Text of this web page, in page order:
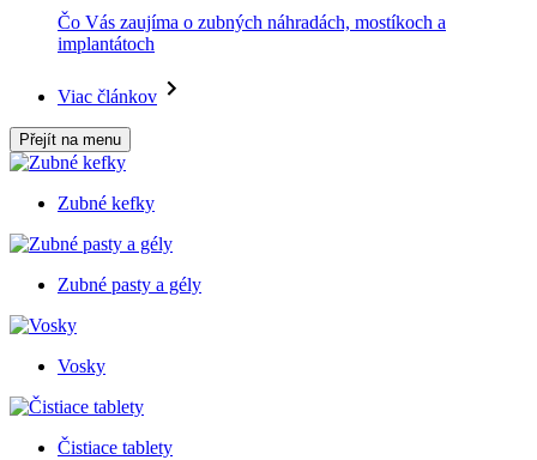
Čo Vás zaujíma o zubných náhradách, mostíkoch a
implantátoch
Viac článkov
Přejít na menu
Zubné kefky
Zubné pasty a gély
Vosky
Čistiace tablety